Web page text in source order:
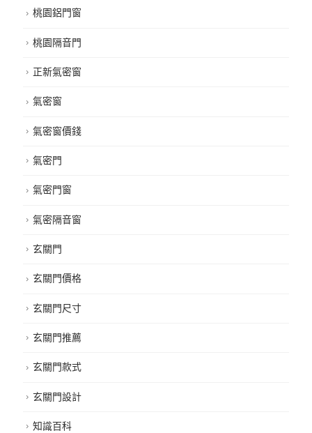
桃園鋁門窗
桃園隔音門
正新氣密窗
氣密窗
氣密窗價錢
氣密門
氣密門窗
氣密隔音窗
玄關門
玄關門價格
玄關門尺寸
玄關門推薦
玄關門款式
玄關門設計
知識百科